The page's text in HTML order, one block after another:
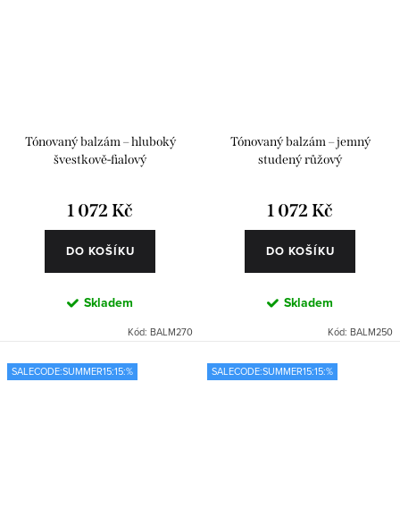
Tónovaný balzám – hluboký
švestkově-fialový
1 072 Kč
DO KOŠÍKU
Skladem
Kód: BALM270
Tónovaný balzám – jemný
studený růžový
1 072 Kč
DO KOŠÍKU
Skladem
Kód: BALM250
SALECODE:SUMMER15:15:% SALECODE:SUMMER15:15:%